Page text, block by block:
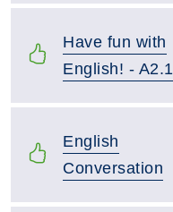
Have fun with
English! - A2.1
English
Conversation